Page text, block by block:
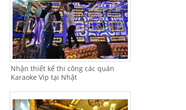
Nhận thiết kế thi công các quán
Karaoke Vip tại Nhật